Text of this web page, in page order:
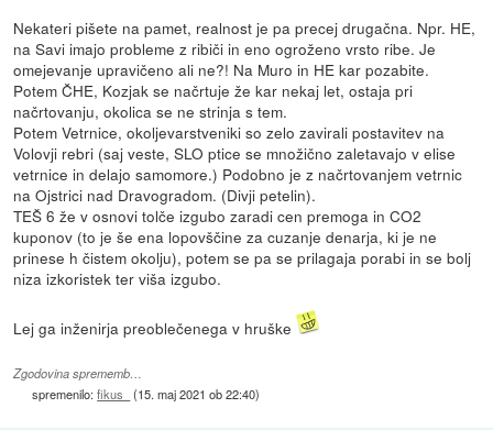
Nekateri pišete na pamet, realnost je pa precej drugačna. Npr. HE,
na Savi imajo probleme z ribiči in eno ogroženo vrsto ribe. Je
omejevanje upravičeno ali ne?! Na Muro in HE kar pozabite.
Potem ČHE, Kozjak se načrtuje že kar nekaj let, ostaja pri
načrtovanju, okolica se ne strinja s tem.
Potem Vetrnice, okoljevarstveniki so zelo zavirali postavitev na
Volovji rebri (saj veste, SLO ptice se množično zaletavajo v elise
vetrnice in delajo samomore.) Podobno je z načrtovanjem vetrnic
na Ojstrici nad Dravogradom. (Divji petelin).
TEŠ 6 že v osnovi tolče izgubo zaradi cen premoga in CO2
kuponov (to je še ena lopovščine za cuzanje denarja, ki je ne
prinese h čistem okolju), potem se pa se prilagaja porabi in se bolj
niza izkoristek ter viša izgubo.
Lej ga inženirja preoblečenega v hruške
Zgodovina sprememb…
spremenilo:fikus_ (15. maj 2021 ob 22:40)